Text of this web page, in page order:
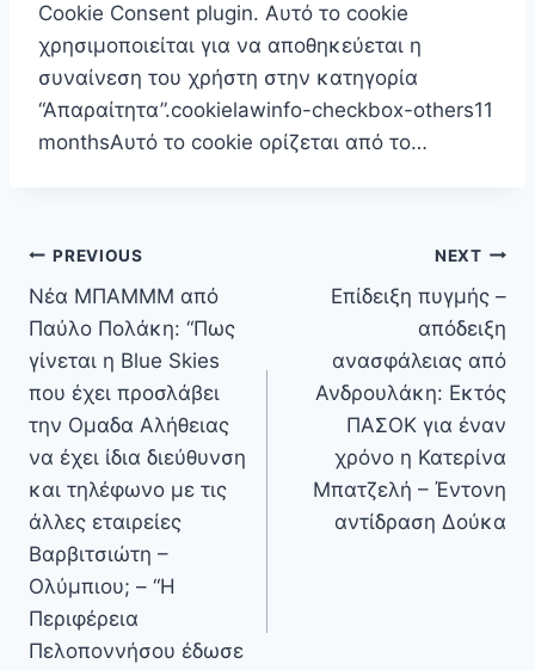
Cookie Consent plugin. Αυτό το cookie
χρησιμοποιείται για να αποθηκεύεται η
συναίνεση του χρήστη στην κατηγορία
“Απαραίτητα”.cookielawinfo-checkbox-others11
monthsΑυτό το cookie ορίζεται από το…
Πλοήγηση
άρθρων
PREVIOUS
Νέα ΜΠΑΜΜΜ από
Παύλο Πολάκη: “Πως
γίνεται η Blue Skies
που έχει προσλάβει
την Ομαδα Αλήθειας
να έχει ίδια διεύθυνση
και τηλέφωνο με τις
άλλες εταιρείες
Βαρβιτσιώτη –
Ολύμπιου; – “Η
Περιφέρεια
Πελοποννήσου έδωσε
NEXT
Επίδειξη πυγμής –
απόδειξη
ανασφάλειας από
Ανδρουλάκη: Εκτός
ΠΑΣΟΚ για έναν
χρόνο η Κατερίνα
Μπατζελή – Έντονη
αντίδραση Δούκα